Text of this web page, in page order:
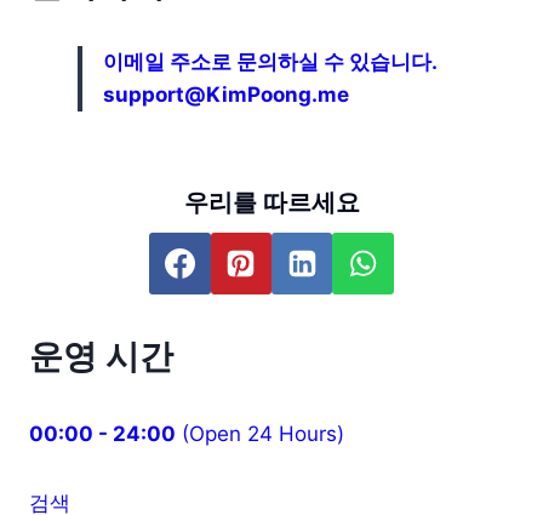
이메일 주소로 문의하실 수 있습니다.
support@KimPoong.me
우리를 따르세요
운영 시간
00:00 - 24:00 (Open 24 Hours)
검색